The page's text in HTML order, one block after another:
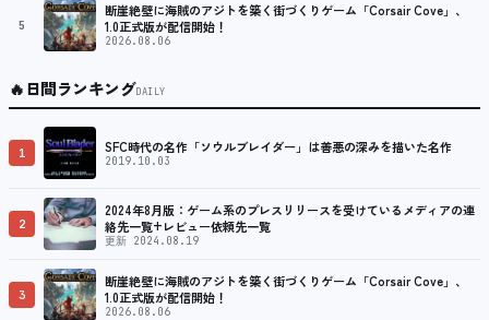
5
断崖絶壁に海賊のアジトを築く街づくりゲーム「Corsair Cove」、
1.0正式版が配信開始！
2026.08.06
🔥日間ランキングDAILY
1 SFC時代の名作「ソウルブレイダー」は善悪の深みを描いた名作
2019.10.03
2
2024年8月版：ゲーム系のプレスリリースを受けているメディアの連
絡先一覧+レビュー依頼先一覧
更新 2024.08.19
3
断崖絶壁に海賊のアジトを築く街づくりゲーム「Corsair Cove」、
1.0正式版が配信開始！
2026.08.06